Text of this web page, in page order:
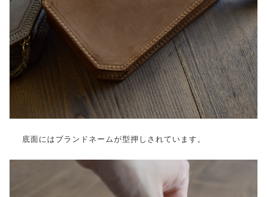
底面にはブランドネームが型押しされています。